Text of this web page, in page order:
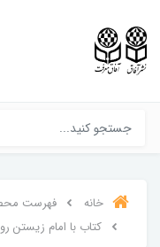
خانه
فهرست
کتاب با امام زیستن